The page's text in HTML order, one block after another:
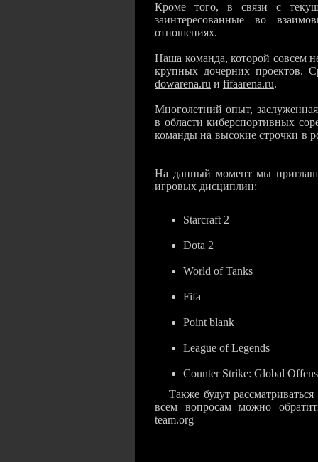
Кроме того, в связи с
заинтересованные во
отношениях.
Наша команда, которой совсем
крупных дочерних проектов.
dowarena.ru и fifaarena.ru
Многолетний опыт,
в области киберспортивных
команды на высокие строчки
На данный момент мы
игровых дисциплин:
Starcraft 2
Dota 2
World of Tanks
Fifa
Point blank
League of Legends
Counter Strike: Global
Также будут
всем вопросам можно
team.org